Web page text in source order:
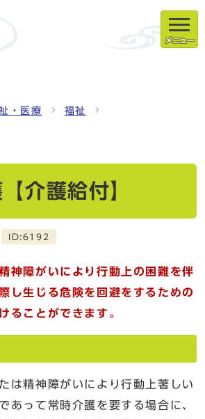
メニュー
・医療 福祉
介護給付】
ID:6192
神障がいにより行動上の困難を伴
し生じる危険を回避をするための
ることができます。
は精神障がいにより行動上著しい
あって常時介護を要する場合に、